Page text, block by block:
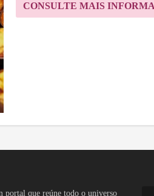
CONSULTE MAIS
portal que reúne todo o universo